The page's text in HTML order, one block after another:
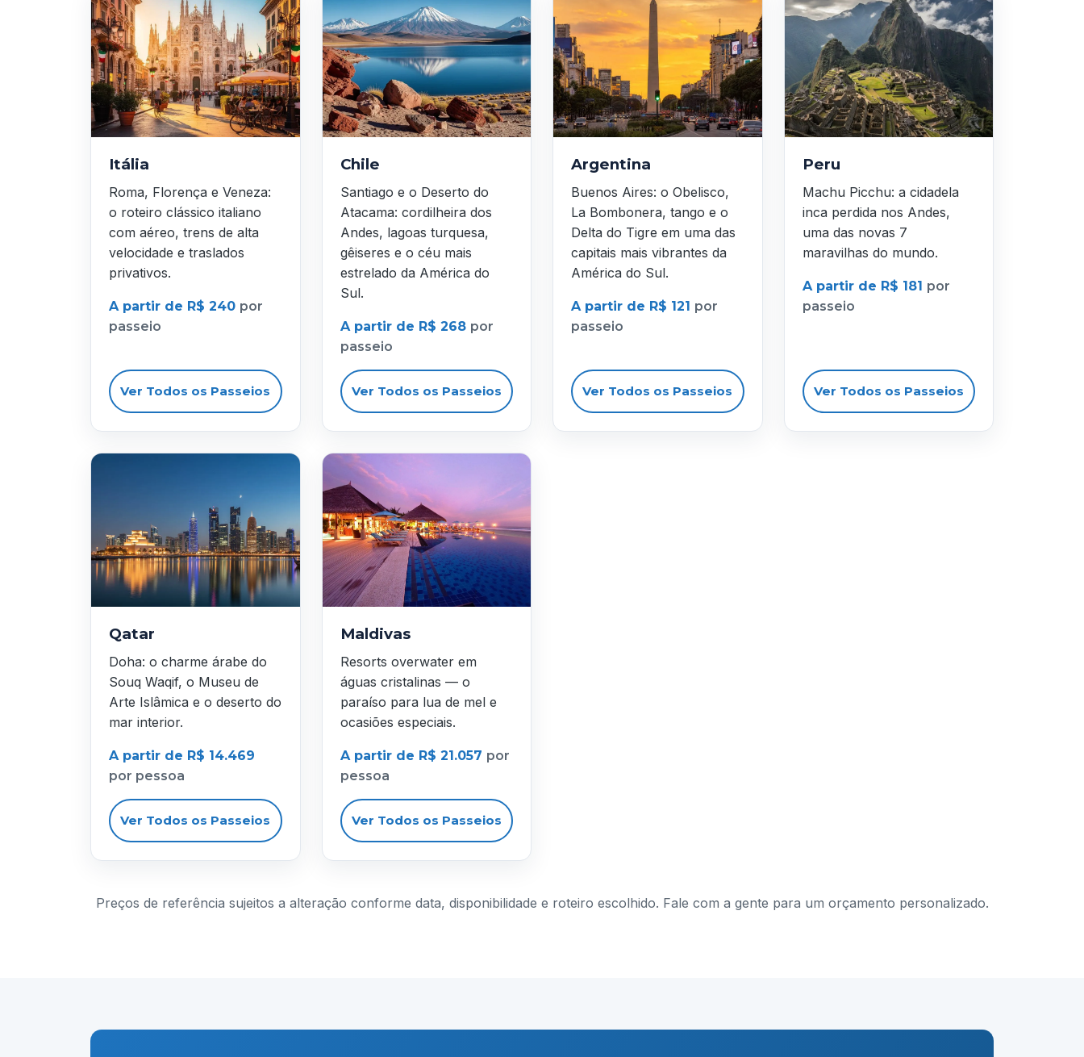
Itália
Roma, Florença e Veneza:
o roteiro clássico italiano
com aéreo, trens de alta
velocidade e traslados
privativos.
A partir de R$ 240 por
passeio
Ver Todos os Passeios
Chile
Santiago e o Deserto do
Atacama: cordilheira dos
Andes, lagoas turquesa,
gêiseres e o céu mais
estrelado da América do
Sul.
A partir de R$ 268 por
passeio
Ver Todos os Passeios
Argentina
Buenos Aires: o Obelisco,
La Bombonera, tango e o
Delta do Tigre em uma das
capitais mais vibrantes da
América do Sul.
A partir de R$ 121 por
passeio
Ver Todos os Passeios
Peru
Machu Picchu: a cidadela
inca perdida nos Andes,
uma das novas 7
maravilhas do mundo.
A partir de R$ 181 por
passeio
Ver Todos os Passeios
Qatar
Doha: o charme árabe do
Souq Waqif, o Museu de
Arte Islâmica e o deserto do
mar interior.
A partir de R$ 14.469
por pessoa
Ver Todos os Passeios
Maldivas
Resorts overwater em
águas cristalinas — o
paraíso para lua de mel e
ocasiões especiais.
A partir de R$ 21.057 por
pessoa
Ver Todos os Passeios
Preços de referência sujeitos a alteração conforme data, disponibilidade e roteiro escolhido. Fale com a gente para um orçamento personalizado.